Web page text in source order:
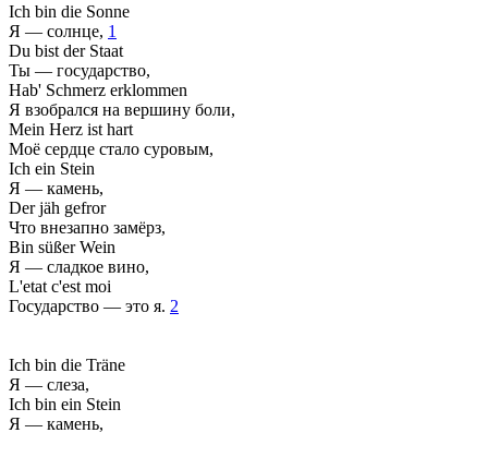
Ich bin die Sonne
Я — солнце, 1
Du bist der Staat
Ты — государство,
Hab' Schmerz erklommen
Я взобрался на вершину боли,
Mein Herz ist hart
Моё сердце стало суровым,
Ich ein Stein
Я — камень,
Der jäh gefror
Что внезапно замёрз,
Bin süßer Wein
Я — сладкое вино,
L'etat c'est moi
Государство — это я. 2
Ich bin die Träne
Я — слеза,
Ich bin ein Stein
Я — камень,